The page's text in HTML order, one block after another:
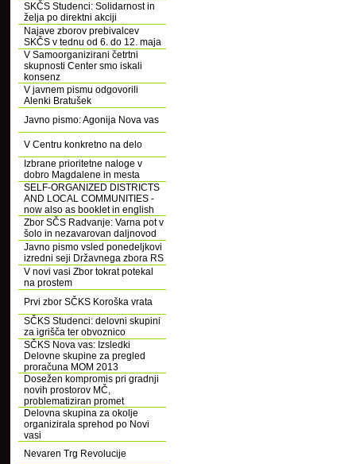
SKČS Studenci: Solidarnost in
želja po direktni akciji
Najave zborov prebivalcev
SKČS v tednu od 6. do 12. maja
V Samoorganizirani četrtni
skupnosti Center smo iskali
konsenz
V javnem pismu odgovorili
Alenki Bratušek
Javno pismo: Agonija Nova vas
V Centru konkretno na delo
Izbrane prioritetne naloge v
dobro Magdalene in mesta
SELF-ORGANIZED DISTRICTS
AND LOCAL COMMUNITIES -
now also as booklet in english
Zbor SČS Radvanje: Varna pot v
šolo in nezavarovan daljnovod
Javno pismo vsled ponedeljkovi
izredni seji Državnega zbora RS
V novi vasi Zbor tokrat potekal
na prostem
Prvi zbor SČKS Koroška vrata
SČKS Studenci: delovni skupini
za igrišča ter obvoznico
SČKS Nova vas: Izsledki
Delovne skupine za pregled
proračuna MOM 2013
Dosežen kompromis pri gradnji
novih prostorov MČ,
problematiziran promet
Delovna skupina za okolje
organizirala sprehod po Novi
vasi
Nevaren Trg Revolucije